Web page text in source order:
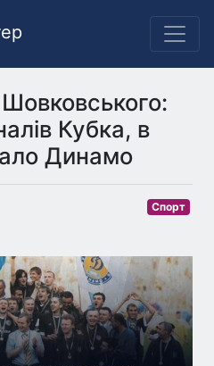
Кубка, в
Динамо
Спорт